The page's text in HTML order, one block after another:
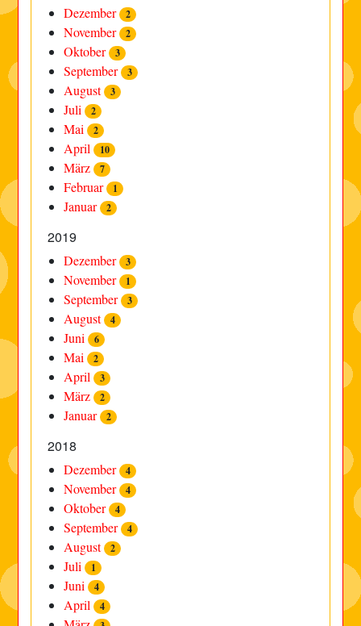
Dezember 2
November 2
Oktober 3
September 3
August 3
Juli 2
Mai 2
April 10
März 7
Februar 1
Januar 2
2019
Dezember 3
November 1
September 3
August 4
Juni 6
Mai 2
April 3
März 2
Januar 2
2018
Dezember 4
November 4
Oktober 4
September 4
August 2
Juli 1
Juni 4
April 4